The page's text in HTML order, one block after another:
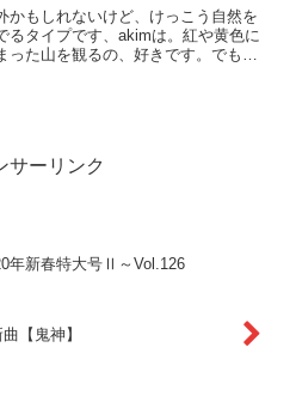
かもしれないけど、けっこう自然を
るタイプです、akimは。紅や黄色に
った山を観るの、好きです。でも今
サーリンク
年新春特大号Ⅱ～Vol.126
【鬼神】